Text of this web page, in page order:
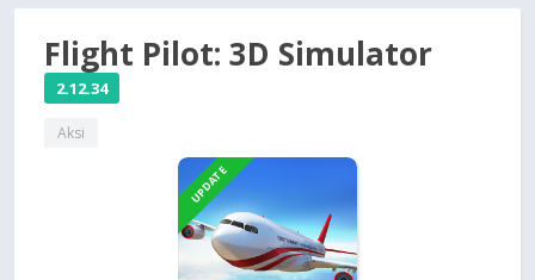
Permainan
Flight Pilot: 3D Simulator
2.12.34
Aksi
UPDATE